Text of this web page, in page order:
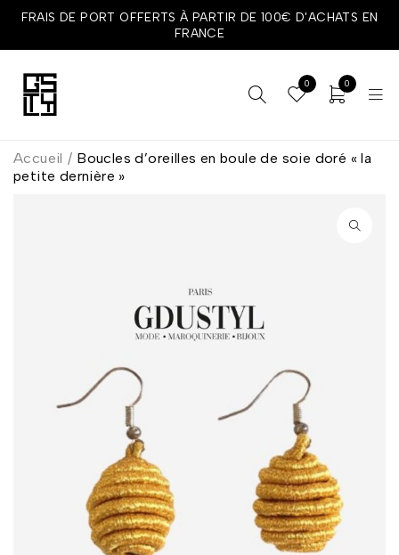
FRAIS DE PORT OFFERTS À PARTIR DE 100€ D'ACHATS EN
FRANCE
0 0
Accueil / Boucles d’oreilles en boule de soie doré « la
petite dernière »